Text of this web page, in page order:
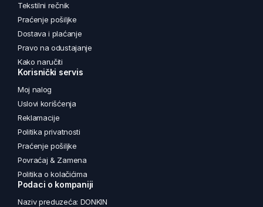
Tekstilni rečnik
Praćenje pošiljke
Dostava i plaćanje
Pravo na odustajanje
Kako naručiti
Korisnički servis
Moj nalog
Uslovi korišćenja
Reklamacije
Politika privatnosti
Praćenje pošiljke
Povraćaj & Zamena
Politika o kolačićima
Podaci o kompaniji
Naziv preduzeća: DONKIN